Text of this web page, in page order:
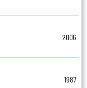
2006
1987